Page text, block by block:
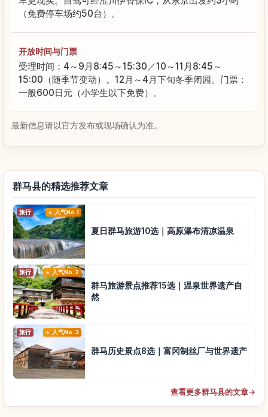
（免费停车场约50台）。
开放时间与门票
受理时间：4～9月8:45～15:30／10～11月8:45～
15:00（随季节变动）。12月～4月下旬冬季闭园。门票：
一般600日元（小学生以下免费）。
最新信息请以官方发布或现场确认为准。
群马县的精选推荐文章
旅行 人气No.1
夏日群马旅游10选｜高原瀑布清凉温泉
旅行 人气No.2
群马旅游景点推荐15选｜温泉世界遗产自
然
旅行 人气No.3
群马历史景点8选｜富冈制丝厂与世界遗产
查看更多群马县的文章→